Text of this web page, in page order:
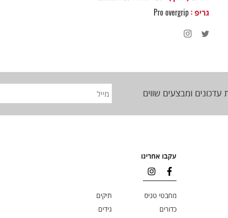
גריפ : Pro overgrip
ומבצעים שווים
עקבו אחרינו
מחבטי טניס
תיקים
כדורים
גידים